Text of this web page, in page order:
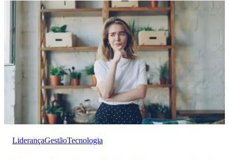
LiderançaGestãoTecnologia